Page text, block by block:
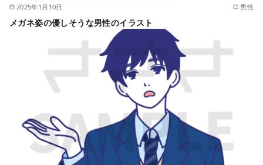
2025年1月10日 男性
メガネ姿の優しそうな男性のイラスト